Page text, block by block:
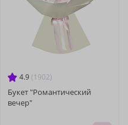
4.9 (1902)
Букет "Романтический
вечер"